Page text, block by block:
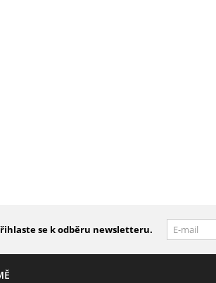
se k odběru newsletteru.